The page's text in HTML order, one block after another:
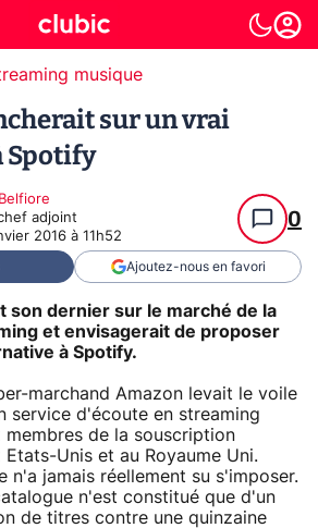
musique
sur un vrai
Spotify
adjoint
2016 à 11h52
0
Ajoutez-nous en favori
son dernier sur le marché de la
et envisagerait de proposer
à Spotify.
marchand Amazon levait le voile
service d'écoute en streaming
membres de la souscription
Etats-Unis et au Royaume Uni.
n'a jamais réellement su s'imposer.
n'est constitué que d'un
de titres contre une quinzaine